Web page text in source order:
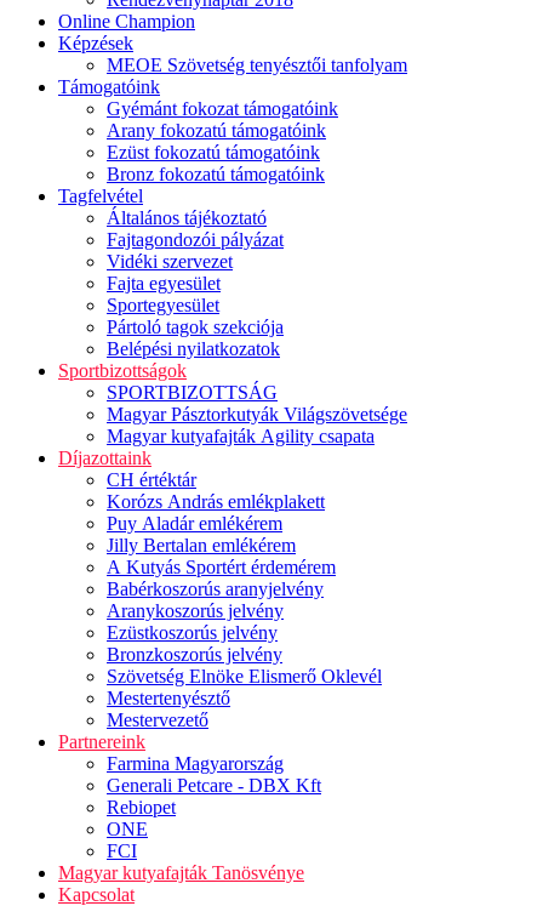
Online Champion
Képzések
MEOE Szövetség tenyésztői tanfolyam
Támogatóink
Gyémánt fokozat támogatóink
Arany fokozatú támogatóink
Ezüst fokozatú támogatóink
Bronz fokozatú támogatóink
Tagfelvétel
Általános tájékoztató
Fajtagondozói pályázat
Vidéki szervezet
Fajta egyesület
Sportegyesület
Pártoló tagok szekciója
Belépési nyilatkozatok
Sportbizottságok
SPORTBIZOTTSÁG
Magyar Pásztorkutyák Világszövetsége
Magyar kutyafajták Agility csapata
Díjazottaink
CH értéktár
Korózs András emlékplakett
Puy Aladár emlékérem
Jilly Bertalan emlékérem
A Kutyás Sportért érdemérem
Babérkoszorús aranyjelvény
Aranykoszorús jelvény
Ezüstkoszorús jelvény
Bronzkoszorús jelvény
Szövetség Elnöke Elismerő Oklevél
Mestertenyésztő
Mestervezető
Partnereink
Farmina Magyarország
Generali Petcare - DBX Kft
Rebiopet
ONE
FCI
Magyar kutyafajták Tanösvénye
Kapcsolat